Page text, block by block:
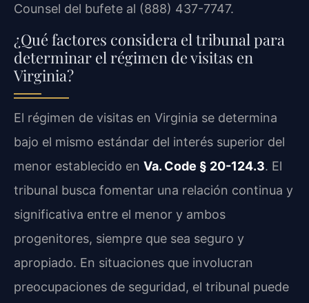
Counsel del bufete al (888) 437-7747.
¿Qué factores considera el tribunal para
determinar el régimen de visitas en
Virginia?
El régimen de visitas en Virginia se determina
bajo el mismo estándar del interés superior del
menor establecido en Va. Code § 20-124.3. El
tribunal busca fomentar una relación continua y
significativa entre el menor y ambos
progenitores, siempre que sea seguro y
apropiado. En situaciones que involucran
preocupaciones de seguridad, el tribunal puede